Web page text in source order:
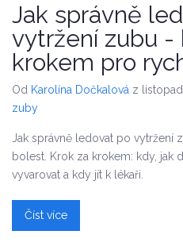
Jak správně
vytržení zubu -
krokem pro
Od Karolína Dočkalová z
zuby
Jak správně ledovat po vytržení
bolest. Krok za krokem: kdy, jak
vyvarovat a kdy jít k lékaři.
Číst více